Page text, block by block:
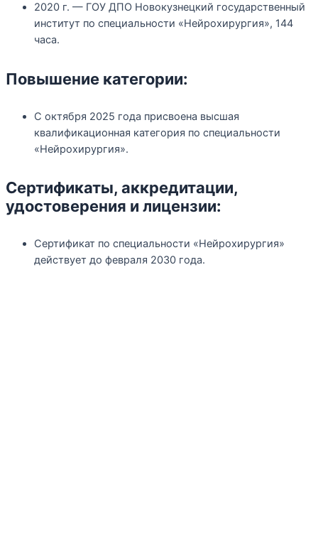
2020 г. — ГОУ ДПО Новокузнецкий государственный
институт по специальности «Нейрохирургия», 144
часа.
Повышение категории:
С октября 2025 года присвоена высшая
квалификационная категория по специальности
«Нейрохирургия».
Сертификаты, аккредитации,
удостоверения и лицензии:
Сертификат по специальности «Нейрохирургия»
действует до февраля 2030 года.